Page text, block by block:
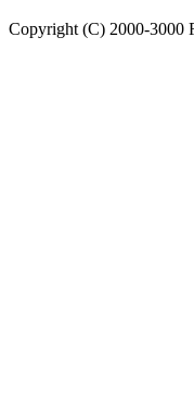
Copyright (C) 2000-3000